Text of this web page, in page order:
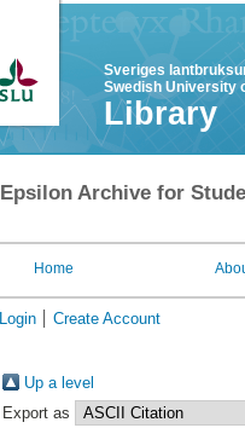
Sveriges
Swedish University
Library
Epsilon Archive for
Home
Login Create Account
Up a level
Export as